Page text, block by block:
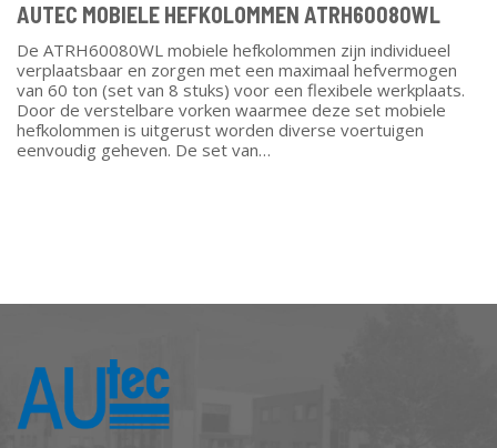
AUTEC MOBIELE HEFKOLOMMEN ATRH60080WL
De ATRH60080WL mobiele hefkolommen zijn individueel
verplaatsbaar en zorgen met een maximaal hefvermogen
van 60 ton (set van 8 stuks) voor een flexibele werkplaats.
Door de verstelbare vorken waarmee deze set mobiele
hefkolommen is uitgerust worden diverse voertuigen
eenvoudig geheven. De set van…